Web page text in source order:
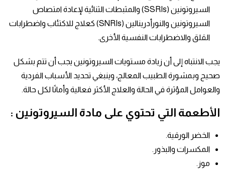
السيروتونين (SSRIs) والمثبطات الثنائية لإعادة امتصاص
السيروتونين والنورأدرينالين (SNRIs) كعلاج للاكتئاب واضطرابات
القلق والاضطرابات النفسية الأخرى.
يجب الانتباه إلى أن زيادة مستويات السيروتونين يجب أن تتم بشكل
صحيح وبمشورة الطبيب المعالج، وينبغي تحديد الأسباب الفردية
والعوامل المؤثرة في الحالة والعلاج الأكثر فعالية وأمانًا لكل حالة.
الأطعمة التي تحتوي على مادة السيروتونين :
الخضر الورقية.
المكسرات والبذور.
موز.